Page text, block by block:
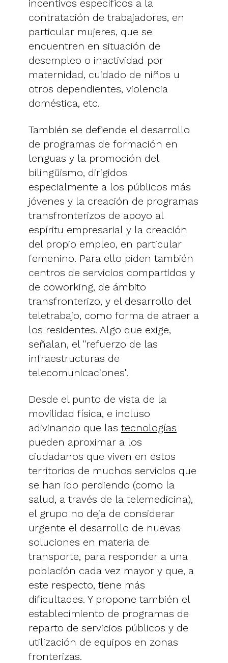
incentivos específicos a la
contratación de trabajadores, en
particular mujeres, que se
encuentren en situación de
desempleo o inactividad por
maternidad, cuidado de niños u
otros dependientes, violencia
doméstica, etc.
También se defiende el desarrollo
de programas de formación en
lenguas y la promoción del
bilingüismo, dirigidos
especialmente a los públicos más
jóvenes y la creación de programas
transfronterizos de apoyo al
espíritu empresarial y la creación
del propio empleo, en particular
femenino. Para ello piden también
centros de servicios compartidos y
de coworking, de ámbito
transfronterizo, y el desarrollo del
teletrabajo, como forma de atraer a
los residentes. Algo que exige,
señalan, el "refuerzo de las
infraestructuras de
telecomunicaciones".
Desde el punto de vista de la
movilidad física, e incluso
adivinando que las tecnologías
pueden aproximar a los
ciudadanos que viven en estos
territorios de muchos servicios que
se han ido perdiendo (como la
salud, a través de la telemedicina),
el grupo no deja de considerar
urgente el desarrollo de nuevas
soluciones en materia de
transporte, para responder a una
población cada vez mayor y que, a
este respecto, tiene más
dificultades. Y propone también el
establecimiento de programas de
reparto de servicios públicos y de
utilización de equipos en zonas
fronterizas.